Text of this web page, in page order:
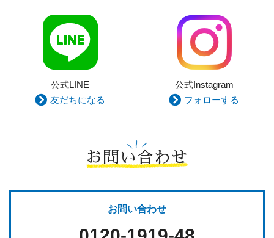
公式LINE
友だちになる
公式Instagram
フォローする
お問い合わせ
お問い合わせ